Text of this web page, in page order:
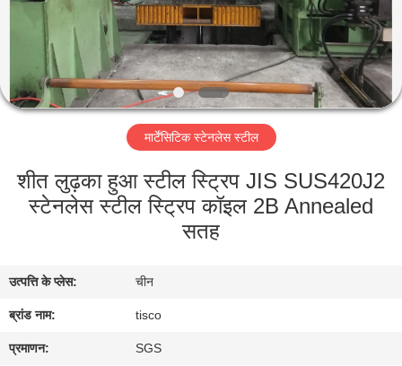
वीडियो
हमारे
बारे
कारखाना
गुणवत्ता
नियंत्रण
मार्टेंसिटिक स्टेनलेस स्टील
शीत लुढ़का हुआ स्टील स्ट्रिप JIS SUS420J2
स्टेनलेस स्टील स्ट्रिप कॉइल 2B Annealed
सतह
उत्पत्ति के प्लेस: चीन
ब्रांड नाम: tisco
प्रमाणन: SGS